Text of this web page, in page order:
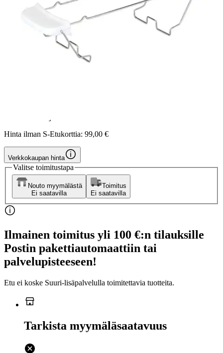
Wilfa Family leivänpaahdin
TO4W-1600
Hinta ilman S-Etukorttia: 99,00 €
Verkkokaupan hinta
Valitse toimitustapa
Nouto myymälästä
Ei saatavilla
Toimitus
Ei saatavilla
Ilmainen toimitus yli 100 €:n tilauksille
Postin pakettiautomaattiin tai
palvelupisteeseen!
Etu ei koske Suuri‑lisäpalvelulla toimitettavia tuotteita.
Tarkista myymäläsaatavuus